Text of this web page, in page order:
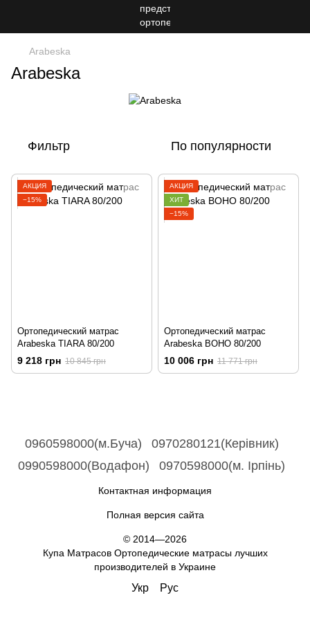
Arabeska
Arabeska
Фильтр По популярности
АКЦИЯ
−15%
Ортопедический матрас
Arabeska TIARA 80/200
9 218 грн 10 845 грн
АКЦИЯ
ХИТ
−15%
Ортопедический матрас
Arabeska BOHO 80/200
10 006 грн 11 771 грн
0960598000(м.Буча)
0970280121(Керівник)
0990598000(Водафон)
0970598000(м. Ірпінь)
Контактная информация
Полная версия сайта
© 2014—2026
Купа Матрасов Ортопедические матрасы лучших
производителей в Украине
Укр Рус